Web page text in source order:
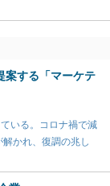
案する「マーケテ
いる。コロナ禍で減
かれ、復調の兆し